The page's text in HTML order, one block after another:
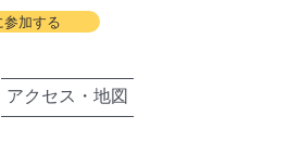
加する
アクセス・地図